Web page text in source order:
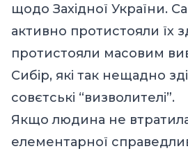
щодо Західної України.
активно протистояли їх
протистояли масовим
Сибір, які так нещадно
совєтські “визволителі”.
Якщо людина не
елементарної